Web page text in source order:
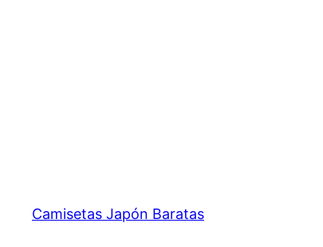
Camisetas Japón Baratas